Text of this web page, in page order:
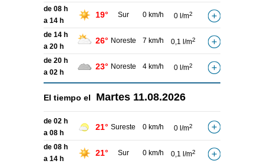
de 08 h
a 14 h
19° Sur 0 km/h 0 l/m2
de 14 h
a 20 h
26° Noreste 7 km/h 0,1 l/m2
de 20 h
a 02 h
23° Noreste 4 km/h 0 l/m2
El tiempo el Martes 11.08.2026
de 02 h
a 08 h
21° Sureste 0 km/h 0 l/m2
de 08 h
a 14 h
21° Sur 0 km/h 0,1 l/m2